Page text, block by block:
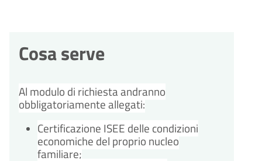
Cosa serve
Al modulo di richiesta andranno
obbligatoriamente allegati:
Certificazione ISEE delle condizioni
economiche del proprio nucleo
familiare;